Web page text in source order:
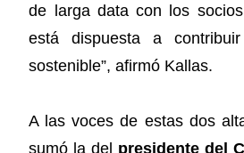
de larga data con los
está dispuesta a
sostenible”, afirmó Kallas.
A las voces de estas dos
sumó la del presidente del